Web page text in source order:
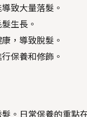
致大量落髮。
生長。
，導致脫髮。
保養和修飾。
。日常保養的重點